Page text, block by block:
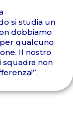
si studia un
dobbiamo
qualcuno
Il nostro
squadra non